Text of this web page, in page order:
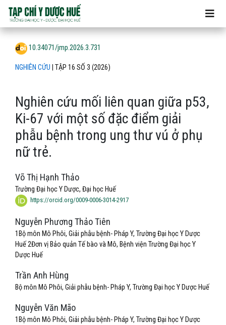
Nghiên cứu mối liên quan giữa p53, Ki-67 với một số đặc
NGHIÊN CỨU TẬP 16 SỐ 3 (2026)
Nghiên cứu mối liên quan giữa p53,
Ki-67 với một số đặc điểm giải
phẫu bệnh trong ung thư vú ở phụ
nữ trẻ.
10.34071/jmp.2026.3.731
Võ Thị Hạnh Thảo
Trường Đại học Y Dược, Đại học Huế
https://orcid.org/0009-0006-3014-2917
Nguyễn Phương Thảo Tiên
1Bộ môn Mô Phôi, Giải phẫu bệnh- Pháp Y, Trường Đại học Y Dược
Huế 2Đơn vị Bảo quản Tế bào và Mô, Bệnh viện Trường Đại học Y
Dược Huế
Trần Anh Hùng
Bộ môn Mô Phôi, Giải phẫu bệnh- Pháp Y, Trường Đại học Y Dược Huế
Nguyễn Văn Mão
1Bộ môn Mô Phôi, Giải phẫu bệnh- Pháp Y, Trường Đại học Y Dược